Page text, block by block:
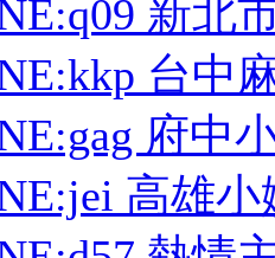
新北
台中
府中
高雄小